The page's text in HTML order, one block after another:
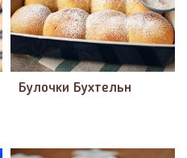
Булочки Бухтельн